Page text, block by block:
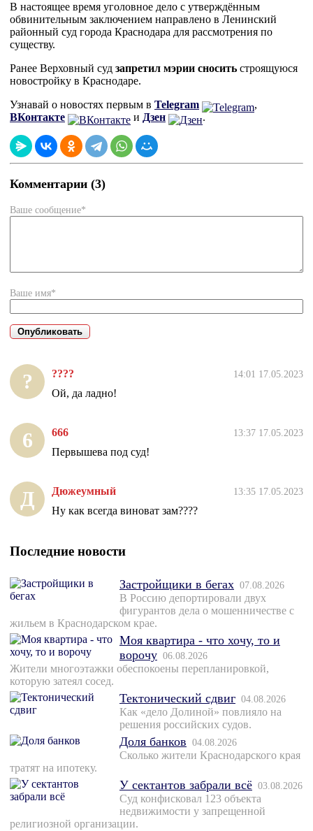
В настоящее время уголовное дело с утверждённым
обвинительным заключением направлено в Ленинский
районный суд города Краснодара для рассмотрения по
существу.
Ранее Верховный суд запретил мэрии сносить строящуюся
новостройку в Краснодаре.
Узнавай о новостях первым в Telegram
,
ВКонтакте
и Дзен .
Комментарии (3)
Ваше сообщение*
Ваше имя*
? ???? 14:01 17.05.2023
Ой, да ладно!
6 666 13:37 17.05.2023
Первышева под суд!
Д Дюжеумный 13:35 17.05.2023
Ну как всегда виноват зам????
Последние новости
Застройщики в бегах 07.08.2026
В Россию депортировали двух
фигурантов дела о мошенничестве с
жильем в Краснодарском крае.
Моя квартира - что хочу, то и
ворочу 06.08.2026
Жители многоэтажки обеспокоены перепланировкой,
которую затеял сосед.
Тектонический сдвиг 04.08.2026
Как «дело Долиной» повлияло на
решения российских судов.
Доля банков 04.08.2026
Сколько жители Краснодарского края
тратят на ипотеку.
У сектантов забрали всё 03.08.2026
Суд конфисковал 123 объекта
недвижимости у запрещенной
религиозной организации.